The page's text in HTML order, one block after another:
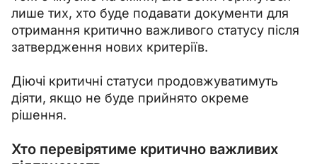
лише тих, хто буде подавати документи для
отримання критично важливого статусу після
затвердження нових критеріїв.
Діючі критичні статуси продовжуватимуть
діяти, якщо не буде прийнято окреме
рішення.
Хто перевірятиме критично важливих